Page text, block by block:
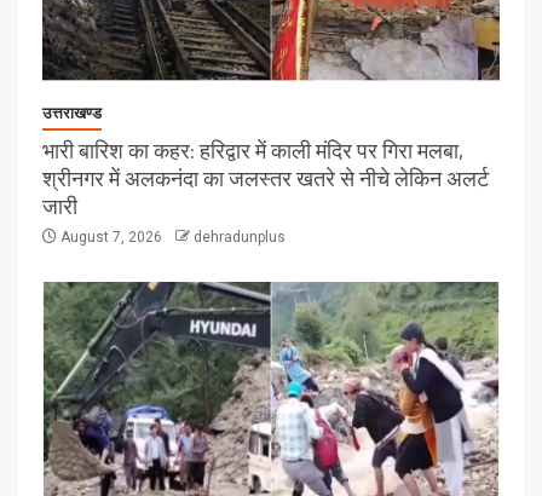
उत्तराखण्ड
भारी बारिश का कहर: हरिद्वार में काली मंदिर पर गिरा मलबा,
श्रीनगर में अलकनंदा का जलस्तर खतरे से नीचे लेकिन अलर्ट
जारी
August 7, 2026 dehradunplus